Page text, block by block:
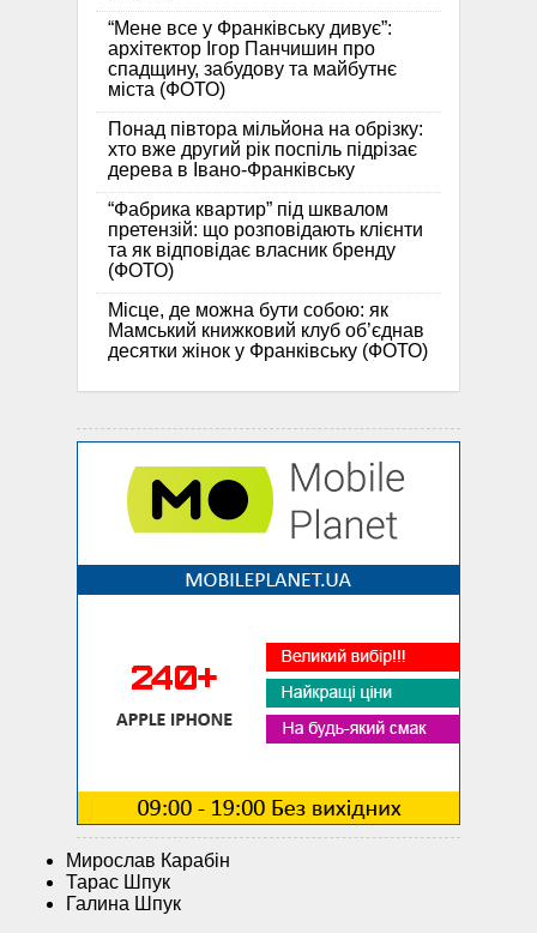
“Мене все у Франківську дивує”:
архітектор Ігор Панчишин про
спадщину, забудову та майбутнє
міста (ФОТО)
Понад півтора мільйона на обрізку:
хто вже другий рік поспіль підрізає
дерева в Івано-Франківську
“Фабрика квартир” під шквалом
претензій: що розповідають клієнти
та як відповідає власник бренду
(ФОТО)
Місце, де можна бути собою: як
Мамський книжковий клуб об’єднав
десятки жінок у Франківську (ФОТО)
Мирослав Карабін
Тарас Шпук
Галина Шпук